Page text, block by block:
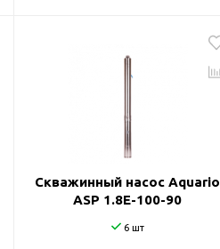
Скважинный насос Aquario
ASP 1.8E-100-90
6 шт